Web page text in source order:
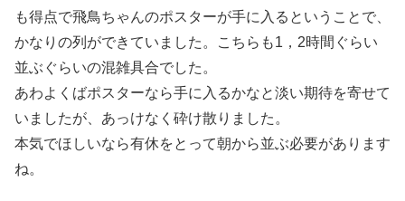
も得点で飛鳥ちゃんのポスターが手に入るということで、
かなりの列ができていました。こちらも1，2時間ぐらい
並ぶぐらいの混雑具合でした。
あわよくばポスターなら手に入るかなと淡い期待を寄せて
いましたが、あっけなく砕け散りました。
本気でほしいなら有休をとって朝から並ぶ必要があります
ね。